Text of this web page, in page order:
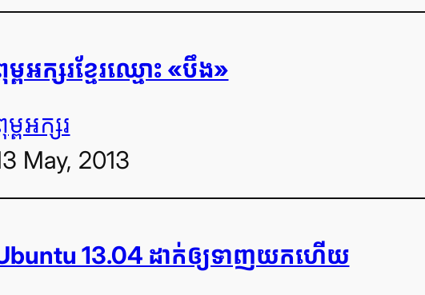
ម្ព​អក្សរ​ខ្មែរ​ឈ្មោះ «បឹង»
ម្ព​អក្សរ
May, 2013
13.04 ដាក់​ឲ្យ​ទាញ​យក​ហើយ